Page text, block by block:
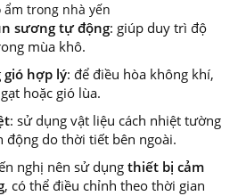
trong nhà yến
sương tự động: giúp duy trì độ
mùa khô.
hợp lý: để điều hòa không khí,
hoặc gió lùa.
: sử dụng vật liệu cách nhiệt tường
động do thời tiết bên ngoài.
nghị nên sử dụngthiết bị cảm
, có thể điều chỉnh theo thời gian